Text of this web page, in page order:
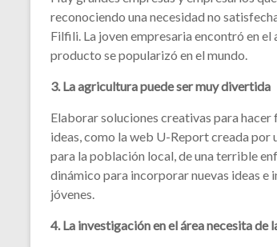
reconociendo una necesidad no
Filfili. La joven empresaria encontró en el
producto se popularizó en el mundo.
3. La agricultura puede ser muy divertida
Elaborar soluciones creativas para
ideas, como la web U-Report creada por
para la población local, de una terrible
dinámico para incorporar nuevas ideas e
jóvenes.
4. La investigación en el área necesita de